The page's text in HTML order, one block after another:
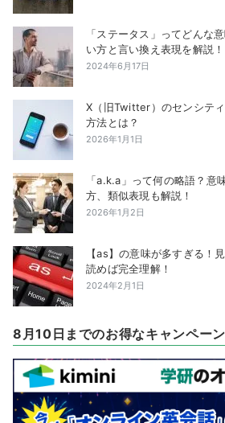
「ステータス」ってどんな
い方と言い換え表現を解説！
2024年6月17日
X（旧Twitter）のセンシテ
方法とは？
2026年1月1日
「a.k.a」って何の略語？意
方、類似表現も解説！
2026年1月2日
【as】の意味が多すぎる！
読めば完全理解！
2024年2月1日
8月10日までのお得なキャンペーン